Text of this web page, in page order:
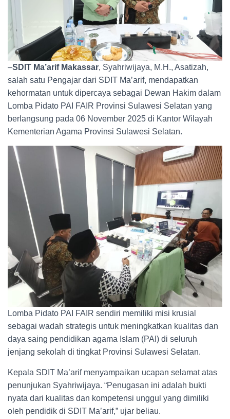
–SDIT Ma’arif Makassar, Syahriwijaya, M.H., Asatizah,
salah satu Pengajar dari SDIT Ma’arif, mendapatkan
kehormatan untuk dipercaya sebagai Dewan Hakim dalam
Lomba Pidato PAI FAIR Provinsi Sulawesi Selatan yang
berlangsung pada 06 November 2025 di Kantor Wilayah
Kementerian Agama Provinsi Sulawesi Selatan.
Lomba Pidato PAI FAIR sendiri memiliki misi krusial
sebagai wadah strategis untuk meningkatkan kualitas dan
daya saing pendidikan agama Islam (PAI) di seluruh
jenjang sekolah di tingkat Provinsi Sulawesi Selatan.
Kepala SDIT Ma’arif menyampaikan ucapan selamat atas
penunjukan Syahriwijaya. “Penugasan ini adalah bukti
nyata dari kualitas dan kompetensi unggul yang dimiliki
oleh pendidik di SDIT Ma’arif,” ujar beliau.